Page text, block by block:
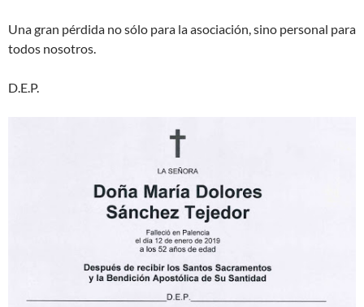
Una gran pérdida no sólo para la asociación, sino personal para
todos nosotros.
D.E.P.